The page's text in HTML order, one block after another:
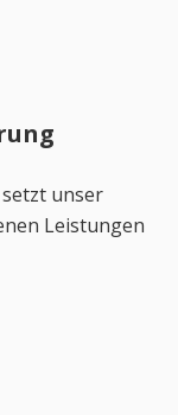
unser
Leistungen